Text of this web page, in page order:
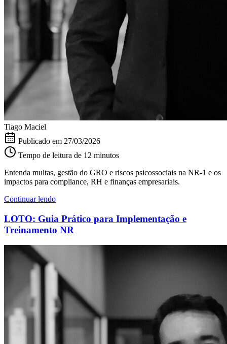
Tiago Maciel
Publicado em 27/03/2026
Tempo de leitura de 12 minutos
Entenda multas, gestão do GRO e riscos psicossociais na NR-1 e os
impactos para compliance, RH e finanças empresariais.
Continuar lendo
LOTO: Guia Prático para Implementação e
Treinamento NR